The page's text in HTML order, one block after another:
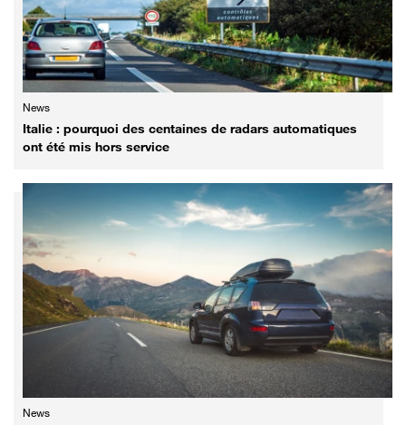
News
Italie : pourquoi des centaines de radars automatiques
ont été mis hors service
News